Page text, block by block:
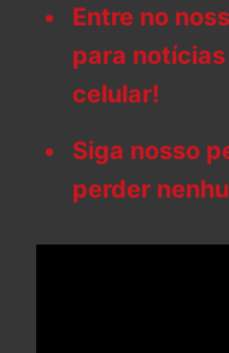
Entre no
para
celular!
Siga nosso
perder